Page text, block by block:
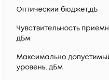
Оптический бюджет,дБ
Чувствительность
дБм
Максимально
уровень, дБм